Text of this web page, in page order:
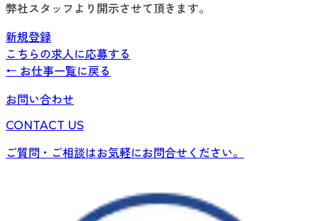
弊社スタッフより開示させて頂きます。
新規登録
こちらの求人に応募する
← お仕事一覧に戻る
お問い合わせ
CONTACT US
ご質問・ご相談はお気軽にお問合せください。